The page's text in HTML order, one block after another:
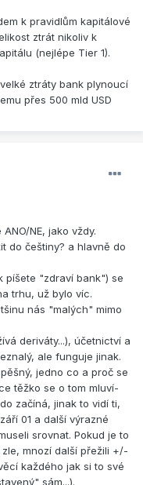
k pravidlům kapitálové
ztrát nikoliv k
(nejlépe Tier 1).
ztráty bank plynoucí
přes 500 mld USD
NE, jako vždy.
do češtiny? a hlavně do
píšete "zdraví bank") se
trhu, už bylo víc.
nás "malých" mimo
deriváty...), účetnictví a
ale funguje jinak.
jedno co a proč se
těžko se o tom mluví-
začíná, jinak to vidí ti,
01 a další výrazné
srovnat. Pokud je to
mnozí další přežili +/-
každého jak si to své
sám...).